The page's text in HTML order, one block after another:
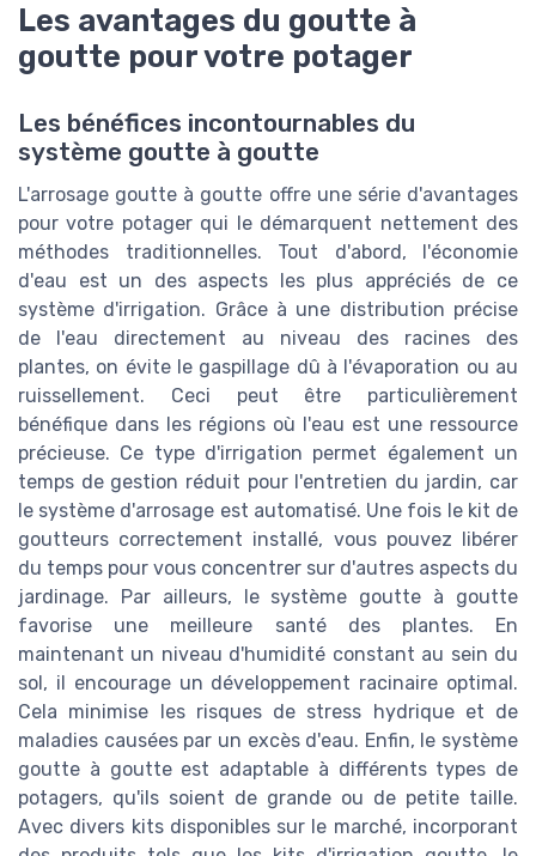
Les avantages du goutte à
goutte pour votre potager
Les bénéfices incontournables du
système goutte à goutte
L'arrosage goutte à goutte offre une série d'avantages
pour votre potager qui le démarquent nettement des
méthodes traditionnelles. Tout d'abord, l'économie
d'eau est un des aspects les plus appréciés de ce
système d'irrigation. Grâce à une distribution précise
de l'eau directement au niveau des racines des
plantes, on évite le gaspillage dû à l'évaporation ou au
ruissellement. Ceci peut être particulièrement
bénéfique dans les régions où l'eau est une ressource
précieuse. Ce type d'irrigation permet également un
temps de gestion réduit pour l'entretien du jardin, car
le système d'arrosage est automatisé. Une fois le kit de
goutteurs correctement installé, vous pouvez libérer
du temps pour vous concentrer sur d'autres aspects du
jardinage. Par ailleurs, le système goutte à goutte
favorise une meilleure santé des plantes. En
maintenant un niveau d'humidité constant au sein du
sol, il encourage un développement racinaire optimal.
Cela minimise les risques de stress hydrique et de
maladies causées par un excès d'eau. Enfin, le système
goutte à goutte est adaptable à différents types de
potagers, qu'ils soient de grande ou de petite taille.
Avec divers kits disponibles sur le marché, incorporant